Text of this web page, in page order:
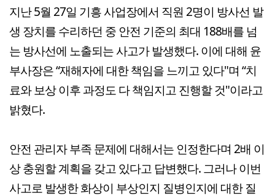
지난 5월 27일 기흥 사업장에서 직원 2명이 방사선 발
생 장치를 수리하던 중 안전 기준의 최대 188배를 넘
는 방사선에 노출되는 사고가 발생했다. 이에 대해 윤
부사장은 “재해자에 대한 책임을 느끼고 있다"며 “치
료와 보상 이후 과정도 다 책임지고 진행할 것"이라고
밝혔다.
안전 관리자 부족 문제에 대해서는 인정한다며 2배 이
상 충원할 계획을 갖고 있다고 답변했다. 그러나 이번
사고로 발생한 화상이 부상인지 질병인지에 대한 질